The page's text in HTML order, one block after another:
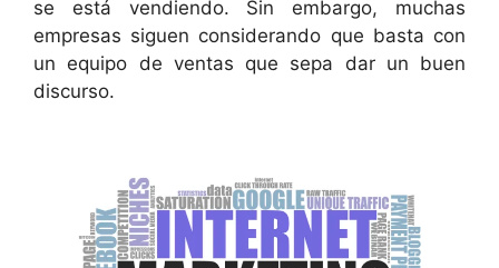
se está vendiendo. Sin embargo, muchas
empresas siguen considerando que basta con
un equipo de ventas que sepa dar un buen
discurso.